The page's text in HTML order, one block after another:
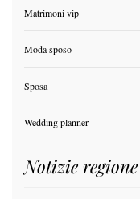
Matrimoni vip
Moda sposo
Sposa
Wedding planner
Notizie